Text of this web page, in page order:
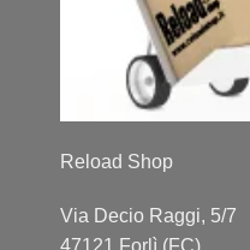
Reload Shop
Via Decio Raggi, 5/7